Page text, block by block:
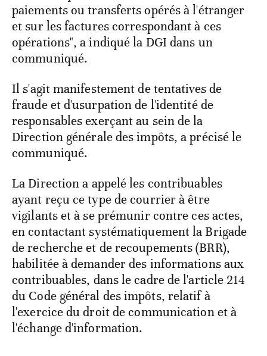
paiements ou transferts opérés à l'étranger
et sur les factures correspondant à ces
opérations", a indiqué la DGI dans un
communiqué.
Il s'agit manifestement de tentatives de
fraude et d'usurpation de l'identité de
responsables exerçant au sein de la
Direction générale des impôts, a précisé le
communiqué.
La Direction a appelé les contribuables
ayant reçu ce type de courrier à être
vigilants et à se prémunir contre ces actes,
en contactant systématiquement la Brigade
de recherche et de recoupements (BRR),
habilitée à demander des informations aux
contribuables, dans le cadre de l'article 214
du Code général des impôts, relatif à
l'exercice du droit de communication et à
l'échange d'information.